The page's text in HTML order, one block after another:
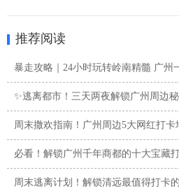
推荐阅读
暴走攻略｜24小时玩转岭南精髓 广州
✨逃离都市！三天两夜解锁广州周边
周末撒欢指南！广州周边5大网红打卡
必看！解锁广州千年商都的十大宝藏